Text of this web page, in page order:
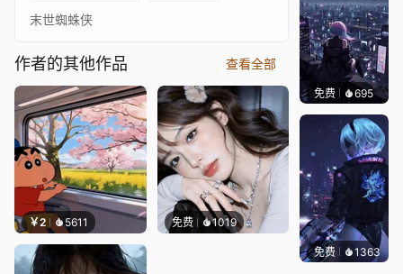
末世蜘蛛侠
作者的其他作品 查看全部
￥2 5611 免费 1019
免费 695鲨鲨啊
免费 1363Bewie